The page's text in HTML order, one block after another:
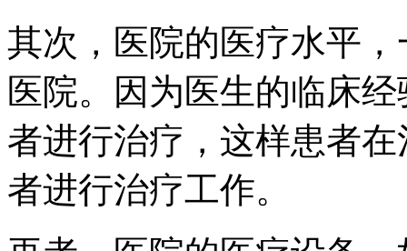
其次，医院的医疗水平
医院。因为医生的临床
者进行治疗，这样患者
者进行治疗工作。